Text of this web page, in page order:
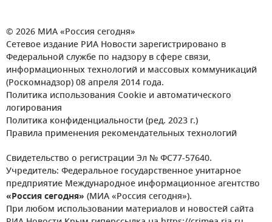
© 2026 МИА «Россия сегодня»
Сетевое издание РИА Новости зарегистрировано в
Федеральной службе по надзору в сфере связи,
информационных технологий и массовых коммуникаций
(Роскомнадзор) 08 апреля 2014 года.
Политика использования Cookie и автоматического
логирования
Политика конфиденциальности (ред. 2023 г.)
Правила применения рекомендательных технологий
Свидетельство о регистрации Эл № ФС77-57640.
Учредитель: Федеральное государственное унитарное
предприятие Международное информационное агентство
«Россия сегодня» (МИА «Россия сегодня»).
При любом использовании материалов и новостей сайта